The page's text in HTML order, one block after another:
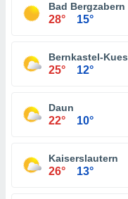
Bad Bergzabern
28° 15°
Bernkastel-Kues
25° 12°
Daun
22° 10°
Kaiserslautern
26° 13°